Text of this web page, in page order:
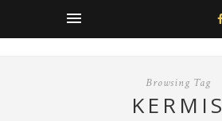
Browsing Tag
KERMIS